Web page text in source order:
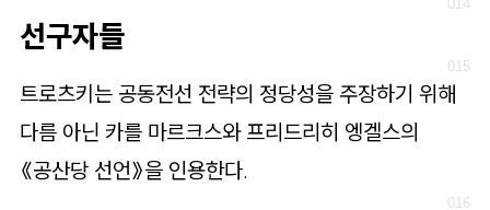
선구자들
트로츠키는 공동전선 전략의 정당성을 주장하기 위해
다름 아닌 카를 마르크스와 프리드리히 엥겔스의
《공산당 선언》을 인용한다.